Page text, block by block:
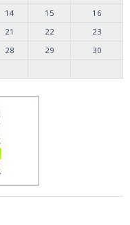
14 15
16
21 22
23
28 29
30